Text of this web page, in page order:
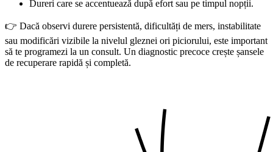
Dureri care se accentuează după efort sau pe timpul nopții.
👉 Dacă observi durere persistentă, dificultăți de mers, instabilitate
sau modificări vizibile la nivelul gleznei ori piciorului, este important
să te programezi la un consult. Un diagnostic precoce crește șansele
de recuperare rapidă și completă.